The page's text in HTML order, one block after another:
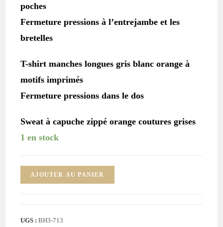
poches
Fermeture pressions à l’entrejambe et les
bretelles
T-shirt manches longues gris blanc orange à
motifs imprimés
Fermeture pressions dans le dos
Sweat à capuche zippé orange coutures grises
1 en stock
quantité
de
+
AJOUTER AU PANIER
UGS :BH3-713